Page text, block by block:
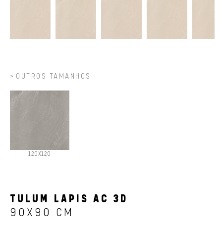
OUTROS TAMANHOS
120X120
TULUM LAPIS AC 3D
90X90 CM